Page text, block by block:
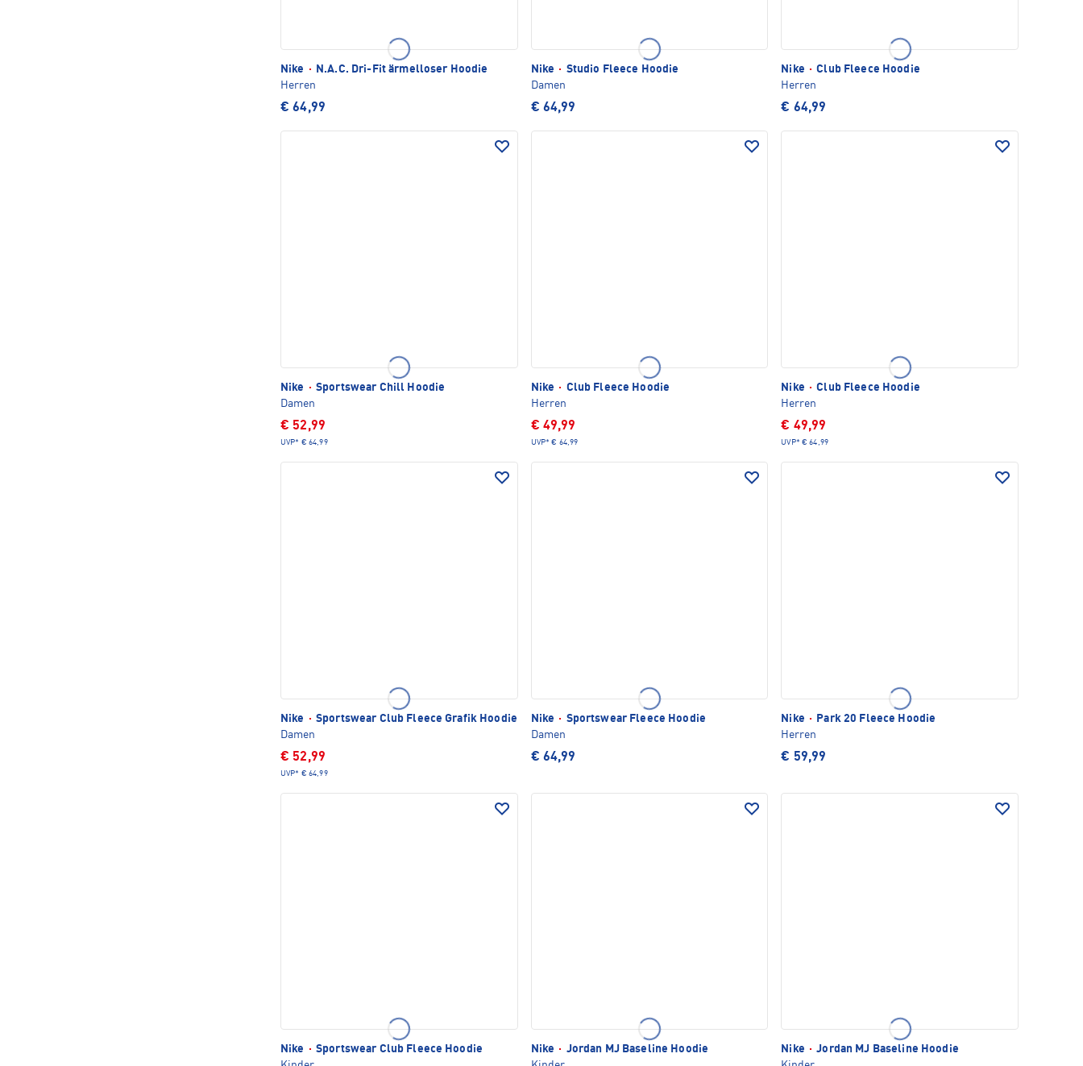
Nike ·
N.A.C. Dri-Fit ärmelloser Hoodie
Herren
€ 64,99
Nike · Studio Fleece Hoodie
Damen
€ 64,99
Nike · Club Fleece Hoodie
Herren
€ 64,99
Nike · Sportswear Chill Hoodie
Damen
€ 52,99
UVP* € 64,99
Nike · Club Fleece Hoodie
Herren
€ 49,99
UVP* € 64,99
Nike · Club Fleece Hoodie
Herren
€ 49,99
UVP* € 64,99
Nike · Sportswear Club Fleece Grafik Hoodie
Damen
€ 52,99
UVP* € 64,99
Nike · Sportswear Fleece Hoodie
Damen
€ 64,99
Nike ·
Park 20 Fleece Hoodie
Herren
€ 59,99
Nike · Sportswear Club Fleece Hoodie
Nike · Jordan MJ Baseline Hoodie
Nike · Jordan MJ Baseline Hoodie